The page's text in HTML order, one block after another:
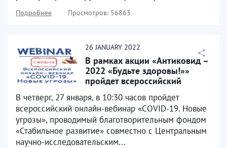
Подробнее Просмотров: 56863
26 JANUARY 2022
В рамках акции «Антиковид –
2022 «Будьте здоровы!»»
пройдет всероссийский
В четверг, 27 января, в 10:30 часов пройдет
всероссийский онлайн-вебинар «COVID-19. Новые
угрозы», проводимый благотворительным фондом
«Стабильное развитие» совместно с Центральным
научно-исследовательским...